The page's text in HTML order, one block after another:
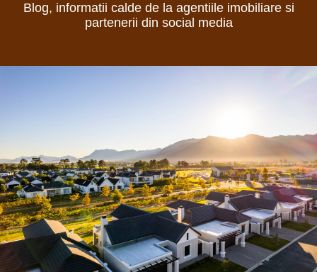
Blog, informatii calde de la agentiile imobiliare si
partenerii din social media